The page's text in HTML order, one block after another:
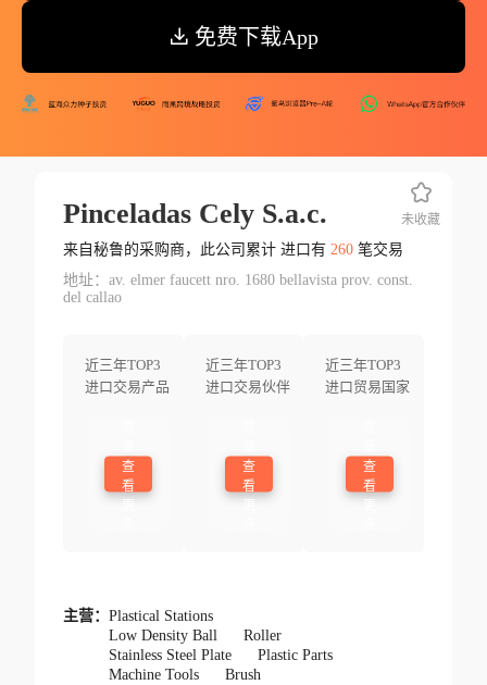
免费下载App
Pinceladas Cely S.a.c.
来自秘鲁的采购商，此公司累计 进口有 260笔交易
地址：av. elmer faucett nro. 1680 bellavista prov. const.
del callao
近三年TOP3
进口交易产品
查
看
近三年TOP3
进口交易伙伴
查
看
近三年TOP3
进口贸易国家
查
看
未收藏
主营： Plastical Stations
Low Density Ball
Roller
Stainless Steel Plate
Plastic Parts
Machine Tools
Brush